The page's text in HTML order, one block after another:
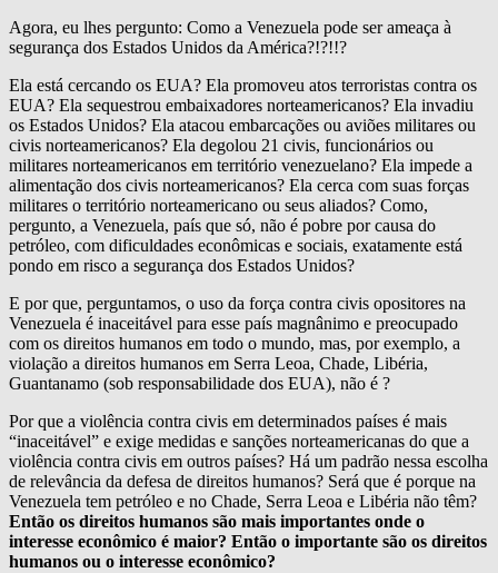
Agora, eu lhes pergunto: Como a Venezuela pode ser ameaça à
segurança dos Estados Unidos da América?!?!!?
Ela está cercando os EUA? Ela promoveu atos terroristas contra os
EUA? Ela sequestrou embaixadores norteamericanos? Ela invadiu
os Estados Unidos? Ela atacou embarcações ou aviões militares ou
civis norteamericanos? Ela degolou 21 civis, funcionários ou
militares norteamericanos em território venezuelano? Ela impede a
alimentação dos civis norteamericanos? Ela cerca com suas forças
militares o território norteamericano ou seus aliados? Como,
pergunto, a Venezuela, país que só, não é pobre por causa do
petróleo, com dificuldades econômicas e sociais, exatamente está
pondo em risco a segurança dos Estados Unidos?
E por que, perguntamos, o uso da força contra civis opositores na
Venezuela é inaceitável para esse país magnânimo e preocupado
com os direitos humanos em todo o mundo, mas, por exemplo, a
violação a direitos humanos em Serra Leoa, Chade, Libéria,
Guantanamo (sob responsabilidade dos EUA), não é ?
Por que a violência contra civis em determinados países é mais
“inaceitável” e exige medidas e sanções norteamericanas do que a
violência contra civis em outros países? Há um padrão nessa escolha
de relevância da defesa de direitos humanos? Será que é porque na
Venezuela tem petróleo e no Chade, Serra Leoa e Libéria não têm?
Então os direitos humanos são mais importantes onde o
interesse econômico é maior? Então o importante são os direitos
humanos ou o interesse econômico?